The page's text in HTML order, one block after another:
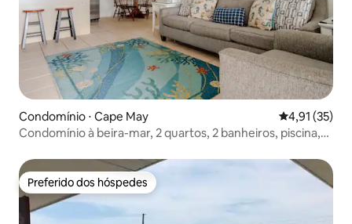
Condomínio ⋅ Cape May 4,91 de uma
4,91 (35)
Condomínio à beira-mar, 2 quartos, 2 banheiros, piscina,
Preferido dos hóspedes
Preferido dos hóspedes